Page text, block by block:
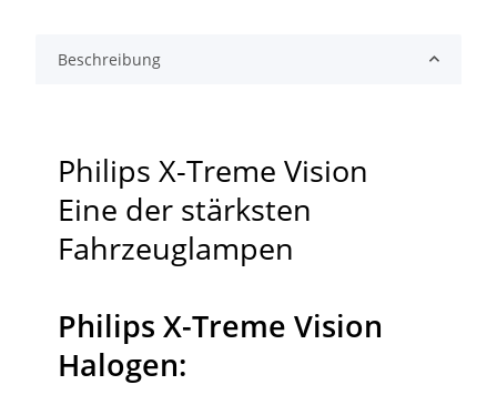
Beschreibung
Philips X-Treme Vision
Eine der stärksten
Fahrzeuglampen
Philips X-Treme Vision
Halogen: